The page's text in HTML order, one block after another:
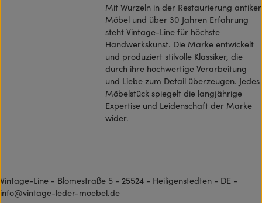
Mit Wurzeln in der Restaurierung antiker
Möbel und über 30 Jahren Erfahrung
steht Vintage-Line für höchste
Handwerkskunst. Die Marke entwickelt
und produziert stilvolle Klassiker, die
durch ihre hochwertige Verarbeitung
und Liebe zum Detail überzeugen. Jedes
Möbelstück spiegelt die langjährige
Expertise und Leidenschaft der Marke
wider.
Vintage-Line - Blomestraße 5 - 25524 - Heiligenstedten - DE -
info@vintage-leder-moebel.de